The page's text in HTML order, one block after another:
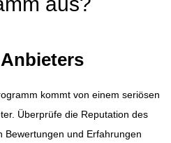
kommt von einem seriösen
Überprüfe die Reputation des
Bewertungen und Erfahrungen